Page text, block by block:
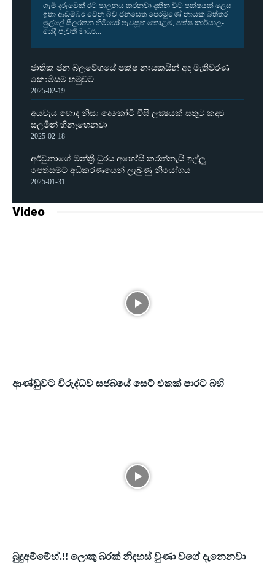
ගැමි දරු­වෙක් රට පාල­නය කර­නවා දකින විට පක්ෂ­යක් ලෙස
ඉතා ආඩ­ම්බර වෙන බව ජන­සෙත පෙර­මුණේ නායක බත්ත­ර­
මුල්ලේ සීල­ර­තන හිමියෝ පැව­සූහ.කොළඹ, පක්ෂ කාර්යා­ල­
යේදී පැවති මාධ්‍ය...
ජාතික ජන බලවේගයේ පක්ෂ නායකයින් අද මැතිවරණ
කොමිසම හමුවට
2025-02-19
අයවැය හොද නිසා දෙකෝටි විසි ලක්‍ෂයක් සතුටු කදුළු
සලමින් හිනැහෙනවා
2025-02-18
අර්චුනාගේ මන්ත්‍රී ධුරය අහෝසි කරන්නැයි ඉල්ලූ
පෙත්සමට අධිකරණයෙන් ලැබුණු නියෝගය
2025-01-31
Video
ආණ්ඩුවට විරුද්ධව සජබයේ සෙට් එකක් පාරට බහී
බුදුඅම්මේහ්.!! ලොකු බරක් නිදහස් වුණා වගේ දැනෙනවා